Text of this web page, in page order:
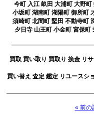
今町 入江 畝田 大浦町 大野
小坂町 湖南町 湖陽町 御所町
須崎町 北間町 堅田 不動寺町
夕日寺 山王町 小金町 宮保町
買取 買い取り 買取り 換金 リ
買い替え 査定 鑑定 リユースシ
« 前の